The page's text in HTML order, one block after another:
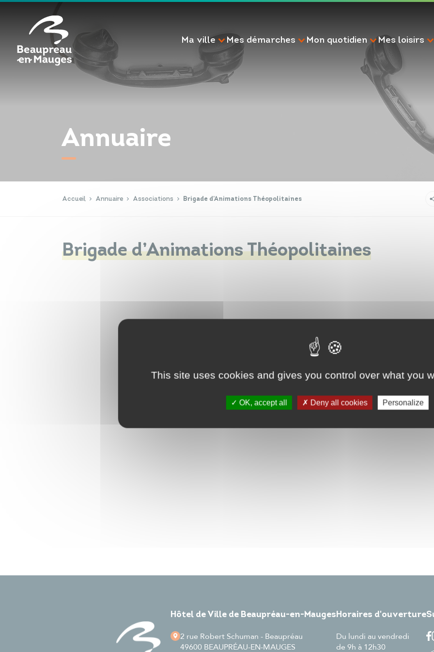
Ma ville Mes démarches Mon quotidien Mes loisirs
Annuaire
Accueil Annuaire Associations Brigade d'Animations Théopolitaines
Brigade d’Animations Théopolitaines
Hôtel de Ville de Beaupréau-en-Mauges
2 rue Robert Schuman - Beaupréau
49600 BEAUPRÉAU-EN-MAUGES
Horaires d'ouverture
Du lundi au vendredi
de 9h à 12h30
Cookies management panel
This site uses cookies and gives you control over what you
OK, accept all Deny all cookies Personalize